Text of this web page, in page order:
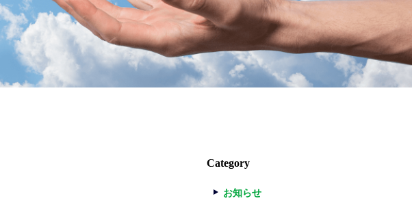
Category
お知らせ